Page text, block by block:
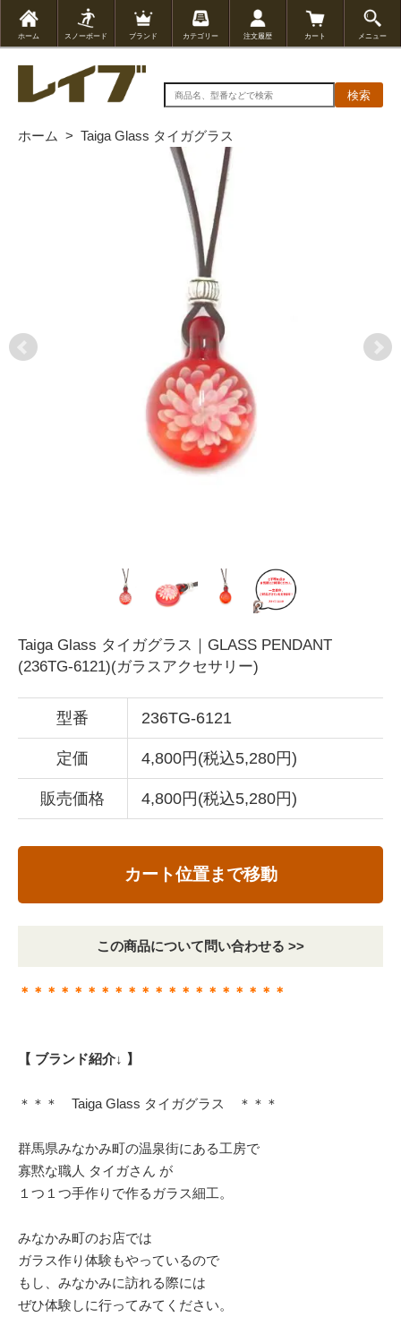
ホーム スノーボード ブランド カテゴリー 注文履歴 カート メニュー
検索
ホーム > Taiga Glass タイガグラス
Taiga Glass タイガグラス｜GLASS PENDANT
(236TG-6121)(ガラスアクセサリー)
型番 236TG-6121
定価 4,800円(税込5,280円)
販売価格 4,800円(税込5,280円)
カート位置まで移動
この商品について問い合わせる >>
＊＊＊＊＊＊＊＊＊＊＊＊＊＊＊＊＊＊＊＊
【 ブランド紹介↓ 】
＊＊＊ Taiga Glass タイガグラス ＊＊＊
群馬県みなかみ町の温泉街にある工房で
寡黙な職人 タイガさん が
１つ１つ手作りで作るガラス細工。
みなかみ町のお店では
ガラス作り体験もやっているので
もし、みなかみに訪れる際には
ぜひ体験しに行ってみてください。